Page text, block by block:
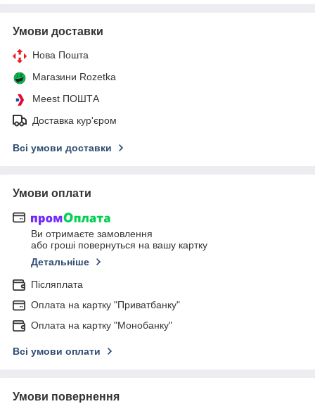
Умови доставки
Нова Пошта
Магазини Rozetka
Meest ПОШТА
Доставка кур'єром
Всі умови доставки
Умови оплати
Ви отримаєте замовлення
або гроші повернуться на вашу картку
Детальніше
Післяплата
Оплата на картку "Приватбанку"
Оплата на картку "Монобанку"
Всі умови оплати
Умови повернення